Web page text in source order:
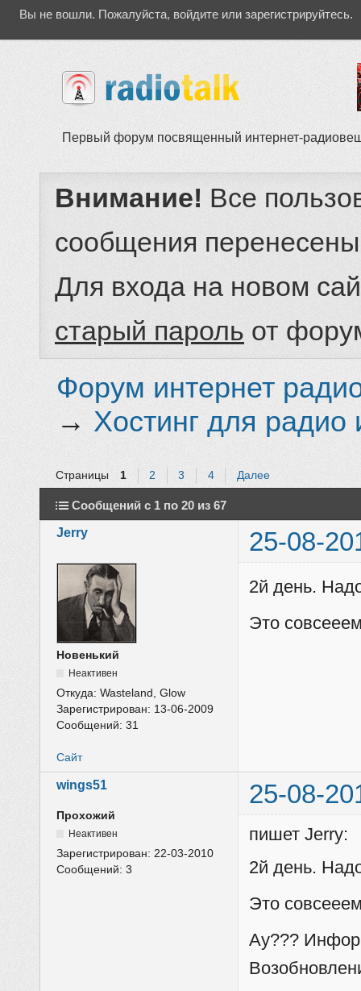
Вы не вошли. Пожалуйста, войдите или зарегистрируйтесь.
Первый форум посвященный интернет-
Внимание! Все
сообщения
Для входа на новом
старый пароль от
Форум интернет
→ Хостинг для радио
Страницы 1 2 3 4 Далее
Сообщений с 1 по 20 из 67
Jerry
25-08-
Новенький
Неактивен
Откуда:Wasteland, Glow
Зарегистрирован: 13-06-2009
Сообщений:31
2й день.
Это
Сайт
wings51 25-08-
Прохожий
Неактивен
Зарегистрирован:22-03-2010
Сообщений:3
пишет Jerry:
2й день.
Это
Ау???